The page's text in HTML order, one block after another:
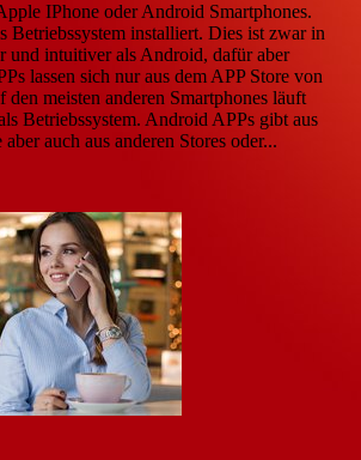
IPhone oder Android Smartphones.
Betriebssystem installiert. Dies ist zwar in
und intuitiver als Android, dafür aber
lassen sich nur aus dem APP Store von
meisten anderen Smartphones läuft
Betriebssystem. Android APPs gibt aus
auch aus anderen Stores oder...